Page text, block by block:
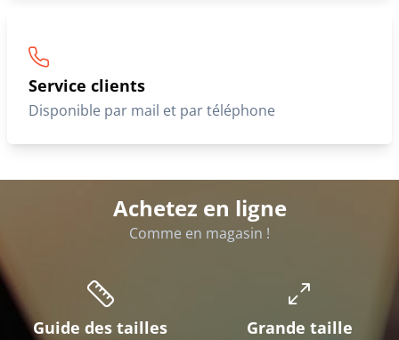
Service clients
Disponible par mail et par téléphone
Achetez en ligne
Comme en magasin !
Guide des tailles Grande taille